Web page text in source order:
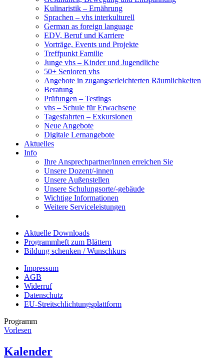
Kulinaristik – Ernährung
Sprachen – vhs interkulturell
German as foreign language
EDV, Beruf und Karriere
Vorträge, Events und Projekte
Treffpunkt Familie
Junge vhs – Kinder und Jugendliche
50+ Senioren vhs
Angebote in zugangserleichterten Räumlichkeiten
Beratung
Prüfungen – Testings
vhs – Schule für Erwachsene
Tagesfahrten – Exkursionen
Neue Angebote
Digitale Lernangebote
Aktuelles
Info
Ihre Ansprechpartner/innen erreichen Sie
Unsere Dozent/-innen
Unsere Außenstellen
Unsere Schulungsorte/-gebäude
Wichtige Informationen
Weitere Serviceleistungen
Aktuelle Downloads
Programmheft zum Blättern
Bildung schenken / Wunschkurs
Impressum
AGB
Widerruf
Datenschutz
EU-Streitschlichtungsplattform
Programm
Vorlesen
Kalender